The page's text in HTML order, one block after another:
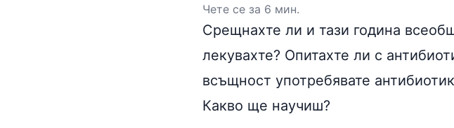
Чете се за 6 мин.
Срещнахте ли и тази година
лекувахте? Опитахте ли с
всъщност употребявате
Какво ще научиш?